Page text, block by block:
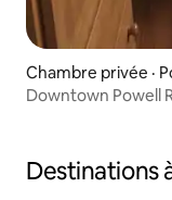
Chambre privée ·
Downtown Powell
Destinations